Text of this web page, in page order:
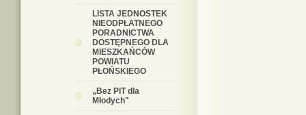
LISTA JEDNOSTEK
NIEODPŁATNEGO
PORADNICTWA
DOSTĘPNEGO DLA
MIESZKAŃCÓW
POWIATU
PŁOŃSKIEGO
„Bez PIT dla
Młodych"